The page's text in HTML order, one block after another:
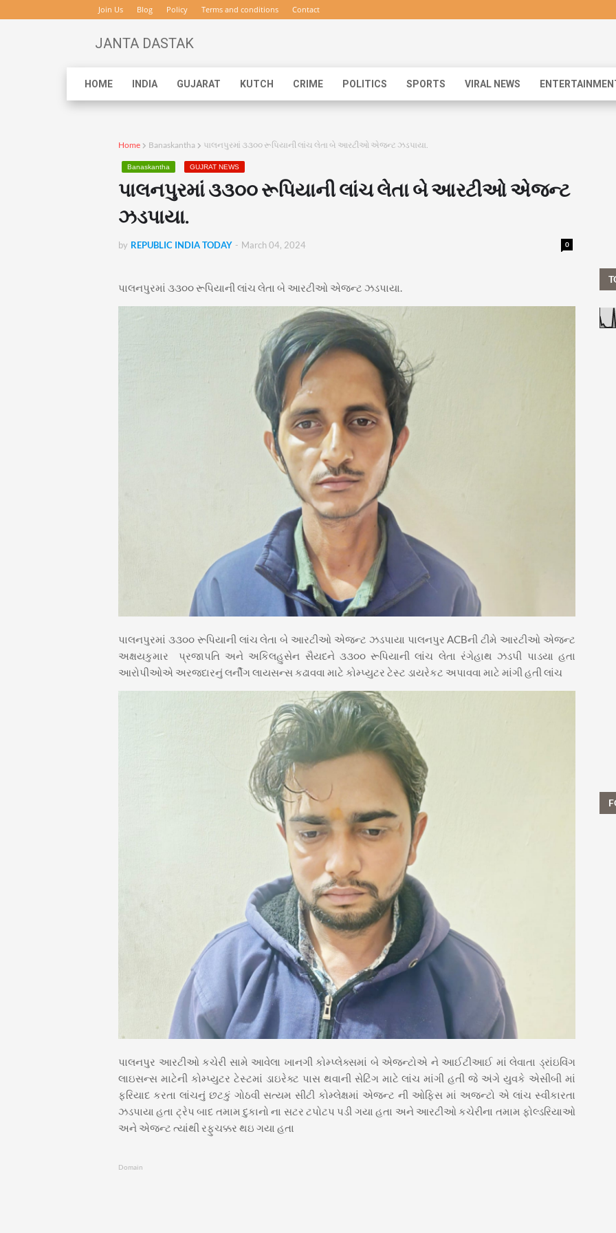
Join Us Blog Policy Terms and conditions Contact
JANTA DASTAK
HOME INDIA GUJARAT KUTCH CRIME POLITICS SPORTS VIRAL NEWS
Home Banaskantha પાલનપુરમાં ૩૩૦૦ રૂપિયાની લાંચ લેતા બે આરટીઓ એજન્ટ ઝડપાયા.
Banaskantha GUJRAT NEWS
પાલનપુરમાં ૩૩૦૦ રૂપિયાની લાંચ લેતા બે આરટીઓ એજન્ટ
ઝડપાયા.
by REPUBLIC INDIA TODAY 0
- March 04, 2024
પાલનપુરમાં ૩૩૦૦ રૂપિયાની લાંચ લેતા બે આરટીઓ એજન્ટ ઝડપાયા.
પાલનપુરમાં ૩૩૦૦ રૂપિયાની લાંચ લેતા બે આરટીઓ એજન્ટ ઝડપાયા પાલનપુર ACBની ટીમે આરટીઓ એજન્ટ
અક્ષયકુમાર પ્રજાપતિ અને અકિલહુસેન સૈયદને ૩૩૦૦ રૂપિયાની લાંચ લેતા રંગેહાથ ઝડપી પાડયા હતા
આરોપીઓએ અરજદારનું લર્નીંગ લાયસન્સ કઢાવવા માટે કોમ્પ્યુટર ટેસ્ટ ડાયરેકટ અપાવવા માટે માંગી હતી લાંચ
પાલનપુર આરટીઓ કચેરી સામે આવેલા ખાનગી કોમ્પ્લેક્સમાં બે એજન્ટોએ ને આઈટીઆઈ માં લેવાતા ડ્રાંઇવિંગ
લાઇસન્સ માટેની કોમ્પ્યુટર ટેસ્ટમાં ડાઇરેક્ટ પાસ થવાની સેટિંગ માટે લાંચ માંગી હતી જે અંગે યુવકે એસીબી માં
ફરિયાદ કરતા લાંચનું છટકું ગોઠવી સત્યમ સીટી કોમ્લેક્ષમાં એજન્ટ ની ઓફિસ માં અજન્ટો એ લાંચ સ્વીકારતા
ઝડપાયા હતા ટ્રેપ બાદ તમામ દુકાનો ના સટર ટપોટપ પડી ગયા હતા અને આરટીઓ કચેરીના તમામ ફોલ્ડરિયાઓ
અને એજન્ટ ત્યાંથી રફુચક્કર થઇ ગયા હતા
Domain